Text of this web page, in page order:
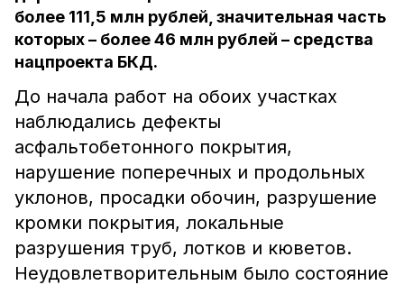
более 111,5 млн рублей, значительная часть
которых – более 46 млн рублей – средства
нацпроекта БКД.
До начала работ на обоих участках
наблюдались дефекты
асфальтобетонного покрытия,
нарушение поперечных и продольных
уклонов, просадки обочин, разрушение
кромки покрытия, локальные
разрушения труб, лотков и кюветов.
Неудовлетворительным было состояние